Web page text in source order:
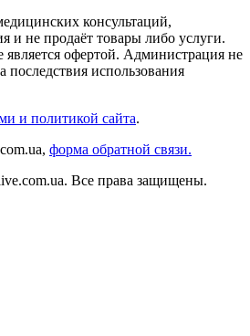
консультаций,
и не продаёт товары либо услуги.
офертой. Администрация не
последствия использования
и политикой сайта.
форма обратной связи.
Все права защищены.